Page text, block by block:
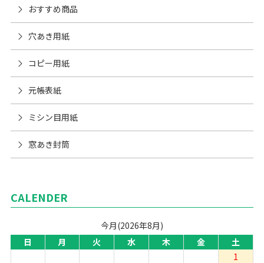
おすすめ商品
穴あき用紙
コピー用紙
元帳表紙
ミシン目用紙
窓あき封筒
CALENDER
今月(2026年8月)
日
月 火 水 木 金
土
1